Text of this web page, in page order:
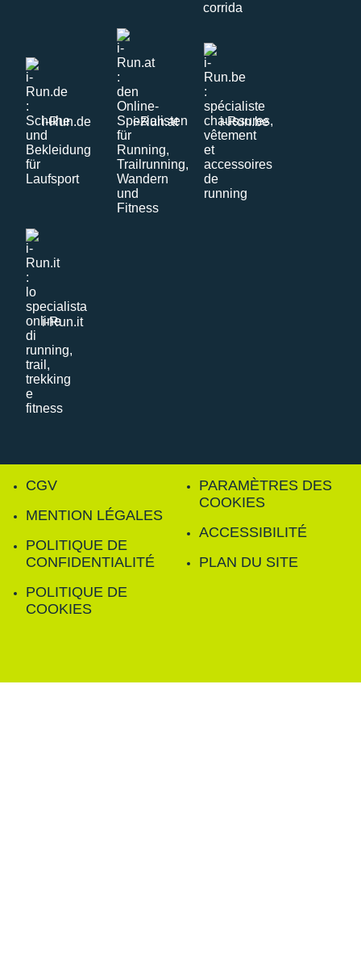
i-Run.de i-Run.at i-Run.be
i-Run.it
CGV
MENTION LÉGALES
POLITIQUE DE
CONFIDENTIALITÉ
POLITIQUE DE
COOKIES
PARAMÈTRES DES
COOKIES
ACCESSIBILITÉ
PLAN DU SITE